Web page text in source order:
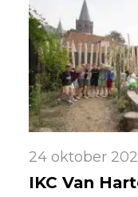
24 oktober
IKC Van